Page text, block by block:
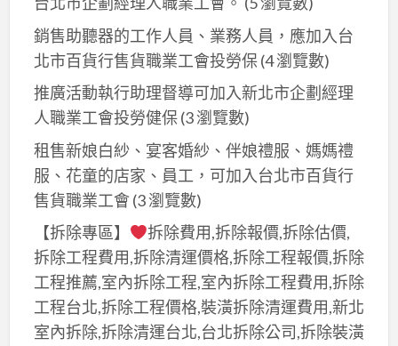
銷售助聽器的工作人員、業務人員，應加入台
北市百貨行售貨職業工會投勞保(4 瀏覽數)
推廣活動執行助理督導可加入新北市企劃經理
人職業工會投勞健保(3 瀏覽數)
租售新娘白紗、宴客婚紗、伴娘禮服、媽媽禮
服、花童的店家、員工，可加入台北市百貨行
售貨職業工會 (3 瀏覽數)
【拆除專區】
拆除費用,拆除報價,拆除估價,
拆除工程費用,拆除清運價格,拆除工程報價,拆除
工程推薦,室內拆除工程,室內拆除工程費用,拆除
工程台北,拆除工程價格,裝潢拆除清運費用,新北
室內拆除,拆除清運台北,台北拆除公司,拆除裝潢